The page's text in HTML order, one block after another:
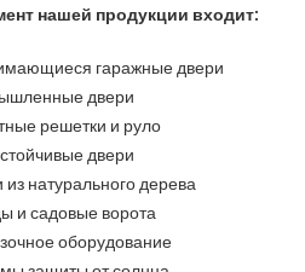
нашей продукции входит:
гаражные двери
двери
решетки и руло
двери
из натурального дерева
и садовые ворота
оборудование